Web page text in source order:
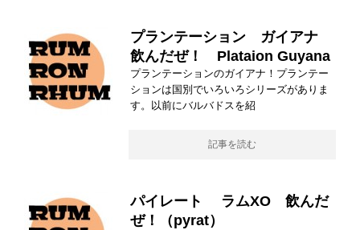
プランテーション ガイアナ
飲んだぜ！ Plataion Guyana
プランテーションのガイアナ！プランテー
ションは国別でいろいろシリーズがありま
す。以前にバルバドスを紹
記事を読む
パイレート ラムXO 飲んだ
ぜ！（pyrat）